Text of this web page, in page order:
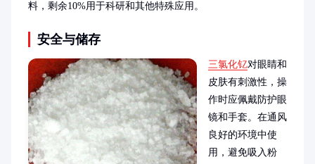
料，剩余10%用于科研和其他特殊应用。
安全与储存
三氯化钇对眼睛和
皮肤有刺激性，操
作时应佩戴防护眼
镜和手套。在通风
良好的环境中使
用，避免吸入粉